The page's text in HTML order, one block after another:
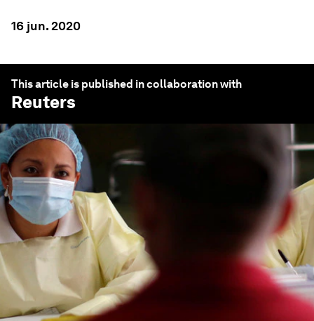
16 jun. 2020
This article is published in collaboration with
Reuters